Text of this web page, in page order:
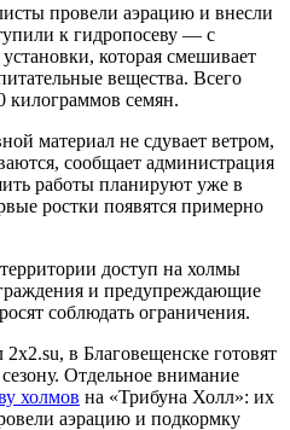
провели аэрацию и внесли
к гидропосеву — с
которая смешивает
вещества. Всего
килограммов семян.
материал не сдувает ветром,
сообщает администрация
работы планируют уже в
ростки появятся примерно
доступ на холмы
и предупреждающие
соблюдать ограничения.
в Благовещенске готовят
Отдельное внимание
холмов на «Трибуна Холл»: их
аэрацию и подкормку